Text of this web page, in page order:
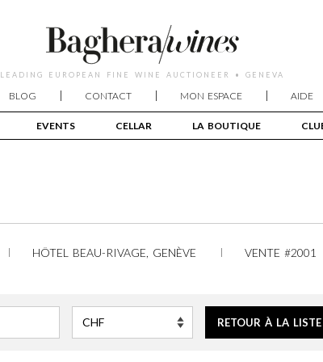
LEADING EUROPEAN FINE WINE AUCTIONEER • GENEVA
EVENTS CELLAR LA BOUTIQUE
BLOG CONTACT MON ESPACE AIDE
HÔTEL BEAU-RIVAGE, GENÈVE VENTE #2001
RETOUR À LA LISTE